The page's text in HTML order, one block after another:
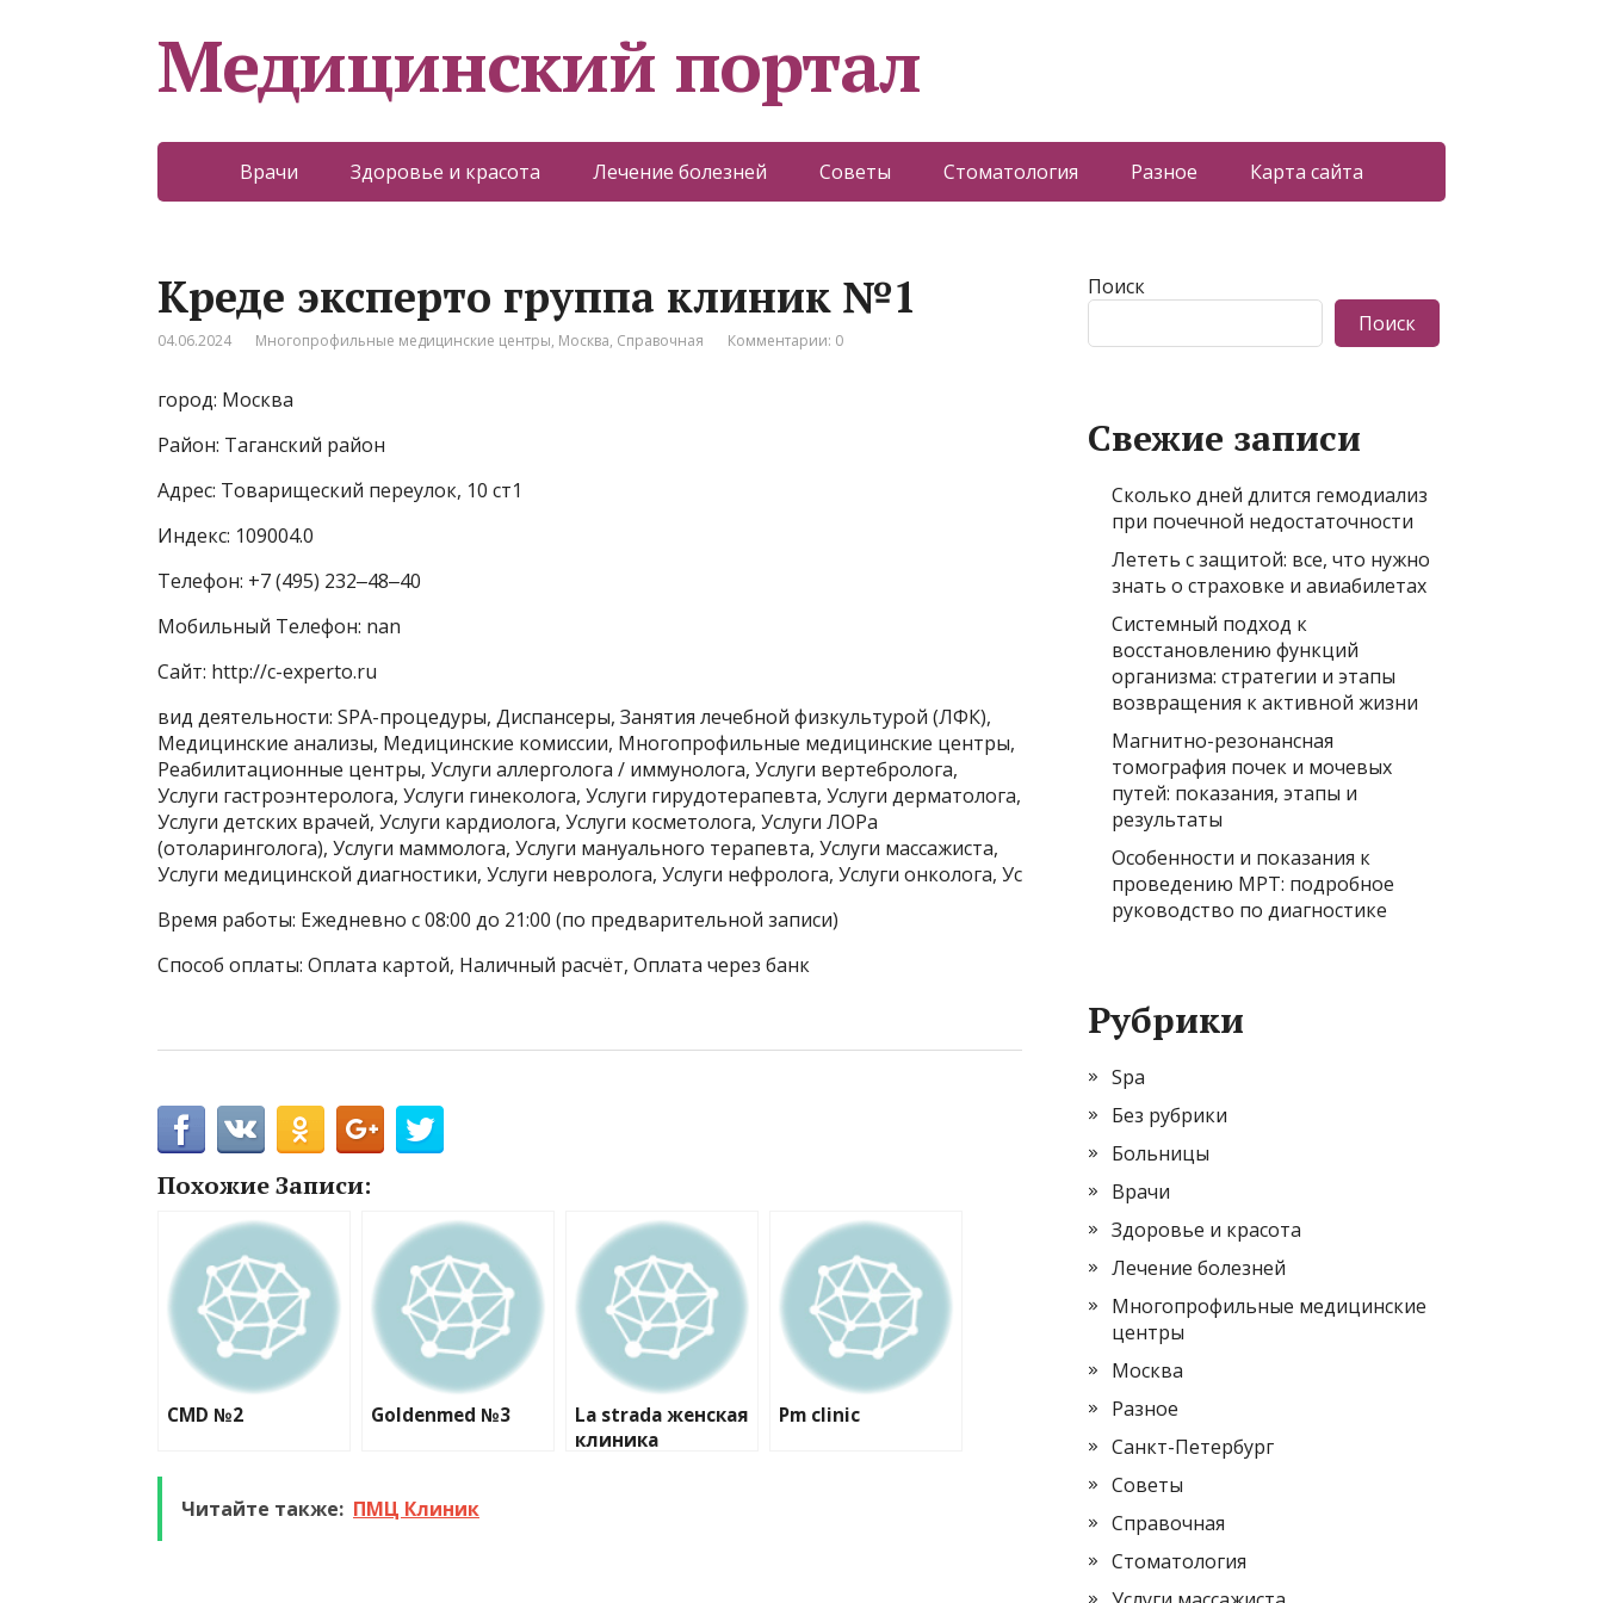
Медицинский портал
Врачи Здоровье и красота Лечение болезней Советы Стоматология Разное Карта сайта
Креде эксперто группа клиник №1
04.06.2024 Многопрофильные медицинские центры, Москва, Справочная Комментарии: 0
город: Москва
Район: Таганский район
Адрес: Товарищеский переулок, 10 ст1
Индекс: 109004.0
Телефон: +7 (495) 232‒48‒40
Мобильный Телефон: nan
Сайт: http://c-experto.ru
вид деятельности: SPA-процедуры, Диспансеры, Занятия лечебной физкультурой (ЛФК),
Медицинские анализы, Медицинские комиссии, Многопрофильные медицинские центры,
Реабилитационные центры, Услуги аллерголога / иммунолога, Услуги вертебролога,
Услуги гастроэнтеролога, Услуги гинеколога, Услуги гирудотерапевта, Услуги дерматолога,
Услуги детских врачей, Услуги кардиолога, Услуги косметолога, Услуги ЛОРа
(отоларинголога), Услуги маммолога, Услуги мануального терапевта, Услуги массажиста,
Услуги медицинской диагностики, Услуги невролога, Услуги нефролога, Услуги онколога, Ус
Время работы: Ежедневно с 08:00 до 21:00 (по предварительной записи)
Способ оплаты: Оплата картой, Наличный расчёт, Оплата через банк
Похожие Записи:
CMD №2 Goldenmed №3
La strada женская
клиника
Pm clinic
Читайте также: ПМЦ Клиник
Поиск
Поиск
Свежие записи
Сколько дней длится гемодиализ
при почечной недостаточности
Лететь с защитой: все, что нужно
знать о страховке и авиабилетах
Системный подход к
восстановлению функций
организма: стратегии и этапы
возвращения к активной жизни
Магнитно-резонансная
томография почек и мочевых
путей: показания, этапы и
результаты
Особенности и показания к
проведению МРТ: подробное
руководство по диагностике
Рубрики
Spa
Без рубрики
Больницы
Врачи
Здоровье и красота
Лечение болезней
Многопрофильные медицинские
центры
Москва
Разное
Санкт-Петербург
Советы
Справочная
Стоматология